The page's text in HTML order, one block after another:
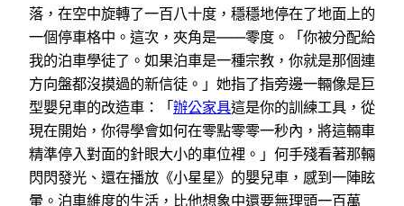
落，在空中旋轉了一百八十度，穩穩地停在了地面上的
一個停車格中。這次，夾角是——零度。「你被分配給
我的泊車學徒了。如果泊車是一種宗教，你就是那個連
方向盤都沒摸過的新信徒。」她指了指旁邊一輛像是巨
型嬰兒車的改造車：「辦公家具這是你的訓練工具，從
現在開始，你得學會如何在零點零零一秒內，將這輛車
精準停入對面的針眼大小的車位裡。」何手殘看著那輛
閃閃發光、還在播放《小星星》的嬰兒車，感到一陣眩
暈。泊車維度的生活，比他想象中還要無理頭一百萬